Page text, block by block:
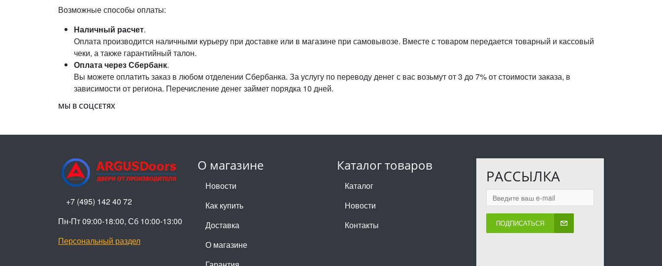
Возможные способы оплаты:
Наличный расчет.
Оплата производится наличными курьеру при доставке или в магазине при самовывозе. Вместе с товаром передается товарный и кассовый
чеки, а также гарантийный талон.
Оплата через Сбербанк.
Вы можете оплатить заказ в любом отделении Сбербанка. За услугу по переводу денег с вас возьмут от 3 до 7% от стоимости заказа, в
зависимости от региона. Перечисление денег займет порядка 10 дней.
МЫ В СОЦСЕТЯХ
О магазине
Новости
Как купить
Доставка
О магазине
Каталог товаров
Каталог
Новости
Контакты
РАССЫЛКА
ПОДПИСАТЬСЯ
+7 (495) 142 40 72
Пн-Пт 09:00-18:00, Сб 10:00-13:00
Персональный раздел